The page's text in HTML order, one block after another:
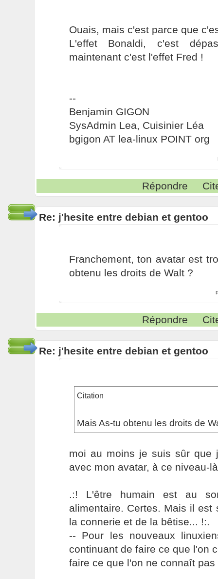
Ouais, mais c'est parce que
L'effet Bonaldi, c'est
maintenant c'est l'effet Fred !
--
Benjamin GIGON
SysAdmin Lea, Cuisinier Léa
bgigon AT lea-linux POINT org
Répondre
Re: j'hesite entre debian et gentoo
Franchement, ton avatar est
obtenu les droits de Walt ?
Répondre
Re: j'hesite entre debian et gentoo
Citation
Mais As-tu obtenu les droits de
moi au moins je suis sûr que
avec mon avatar, à ce niveau-
.:! L'être humain est au
alimentaire. Certes. Mais il est
la connerie et de la bêtise... !:.
-- Pour les nouveaux
continuant de faire ce que l'on
faire ce que l'on ne connaît pas